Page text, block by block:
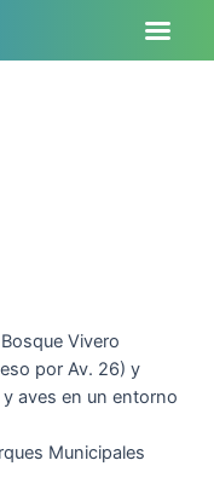
Vivero
por Av. 26) y
aves en un entorno
Municipales